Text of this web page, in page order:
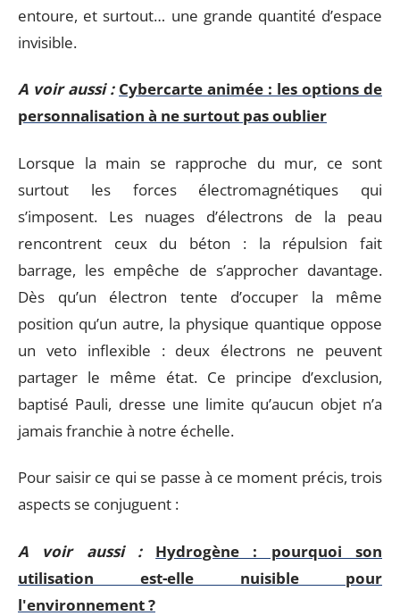
entoure, et surtout… une grande quantité d’espace
invisible.
A voir aussi : Cybercarte animée : les options de
personnalisation à ne surtout pas oublier
Lorsque la main se rapproche du mur, ce sont
surtout les forces électromagnétiques qui
s’imposent. Les nuages d’électrons de la peau
rencontrent ceux du béton : la répulsion fait
barrage, les empêche de s’approcher davantage.
Dès qu’un électron tente d’occuper la même
position qu’un autre, la physique quantique oppose
un veto inflexible : deux électrons ne peuvent
partager le même état. Ce principe d’exclusion,
baptisé Pauli, dresse une limite qu’aucun objet n’a
jamais franchie à notre échelle.
Pour saisir ce qui se passe à ce moment précis, trois
aspects se conjuguent :
A voir aussi :
Hydrogène : pourquoi son
utilisation est-elle nuisible pour
l'environnement ?